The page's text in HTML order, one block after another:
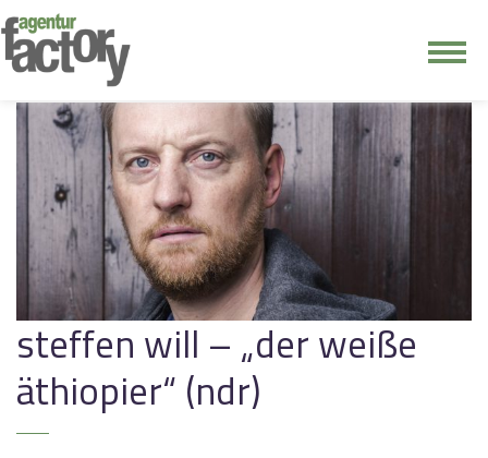
kontakt
steffen will – „der weiße
äthiopier“ (ndr)